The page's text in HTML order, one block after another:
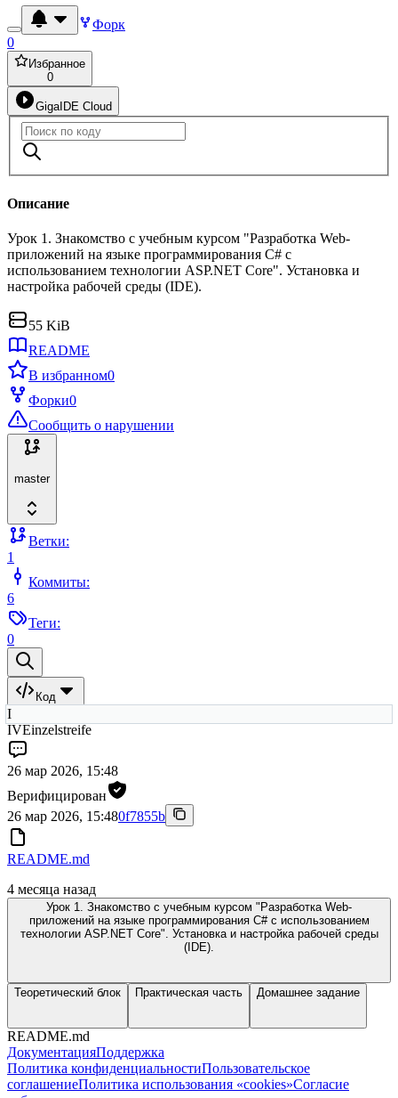
Форк
0
Избранное
0
GigaIDE Cloud
Описание
Урок 1. Знакомство с учебным курсом "Разработка Web-
приложений на языке программирования C# с
использованием технологии ASP.NET Core". Установка и
настройка рабочей среды (IDE).
55 KiB
README
В избранном0
Форки0
Сообщить о нарушении
master
Ветки:
1
Коммиты:
6
Теги:
0
Код
I
IVEinzelstreife
26 мар 2026, 15:48
Верифицирован
26 мар 2026, 15:480f7855b
README.md
4 месяца назад
Урок 1. Знакомство с учебным курсом "Разработка Web-
приложений на языке программирования C# с использованием
технологии ASP.NET Core". Установка и настройка рабочей среды
(IDE).
Теоретический блок Практическая часть Домашнее задание
README.md
ДокументацияПоддержка
Политика конфиденциальностиПользовательское
соглашениеПолитика использования «cookies»Согласие